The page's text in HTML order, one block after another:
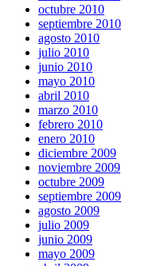
octubre 2010
septiembre 2010
agosto 2010
julio 2010
junio 2010
mayo 2010
abril 2010
marzo 2010
febrero 2010
enero 2010
diciembre 2009
noviembre 2009
octubre 2009
septiembre 2009
agosto 2009
julio 2009
junio 2009
mayo 2009